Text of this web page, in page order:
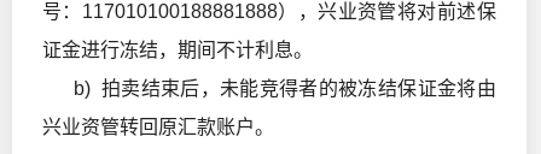
号：117010100188881888），兴业资管将对前述保
证金进行冻结，期间不计利息。
b) 拍卖结束后，未能竞得者的被冻结保证金将由
兴业资管转回原汇款账户。